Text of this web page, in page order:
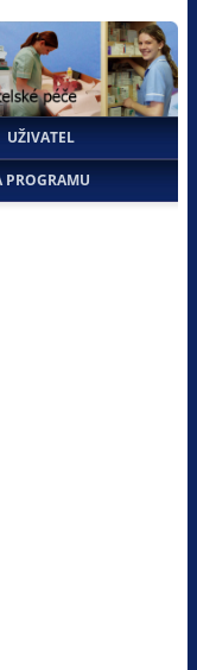
UŽIVATEL
PROGRAMU